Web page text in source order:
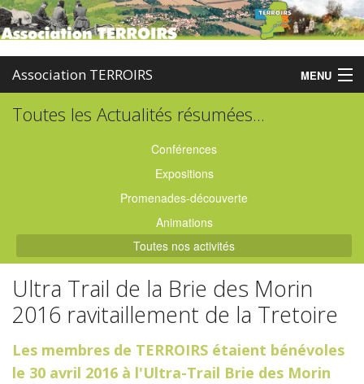
Association TERROIRS MENU
Accueil
Partenaires
Enquêtes
Contact
Boutique
Toutes les Actualités résumées...
Conférences
Expositions
Promenades-découverte
Animations
Toutes nos activités
Ultra Trail de la Brie des Morin
2016 ravitaillement de la Tretoire
Les membres de TERROIRS étaient bénévoles
le 30 avril 2016 à l'Ultra-Trail Brie des Morin